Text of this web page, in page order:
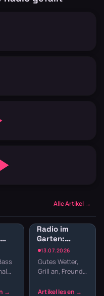
Alle Artikel →
13.07.2026
Radio im
Garten:
Sender für
Gartenparty
und
Grillabend
Gutes Wetter,
Grill an, Freunde
noch die